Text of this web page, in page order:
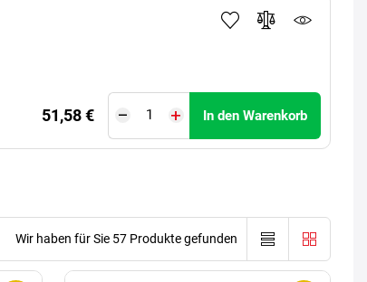
51,58 € In den Warenkorb
Wir haben für Sie 57 Produkte gefunden